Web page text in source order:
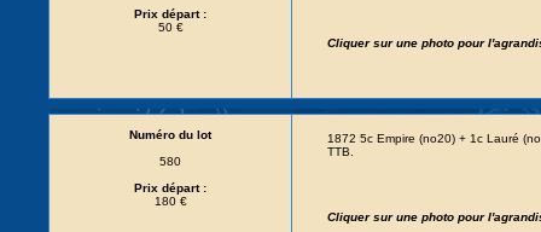
Prix départ :
50 €
Cliquer sur une photo pour
Numéro du lot
580
Prix départ :
180 €
1872 5c Empire (no20) + 1c Lauré
TTB.
Cliquer sur une photo pour